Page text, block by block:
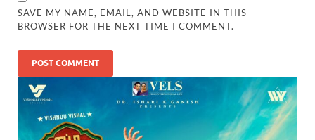
SAVE MY NAME, EMAIL, AND WEBSITE IN THIS
BROWSER FOR THE NEXT TIME I COMMENT.